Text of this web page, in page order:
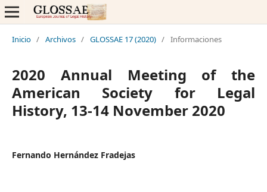
Inicio / Archivos / GLOSSAE 17 (2020) / Informaciones
2020 Annual Meeting of the
American Society for Legal
History, 13-14 November 2020
Fernando Hernández Fradejas